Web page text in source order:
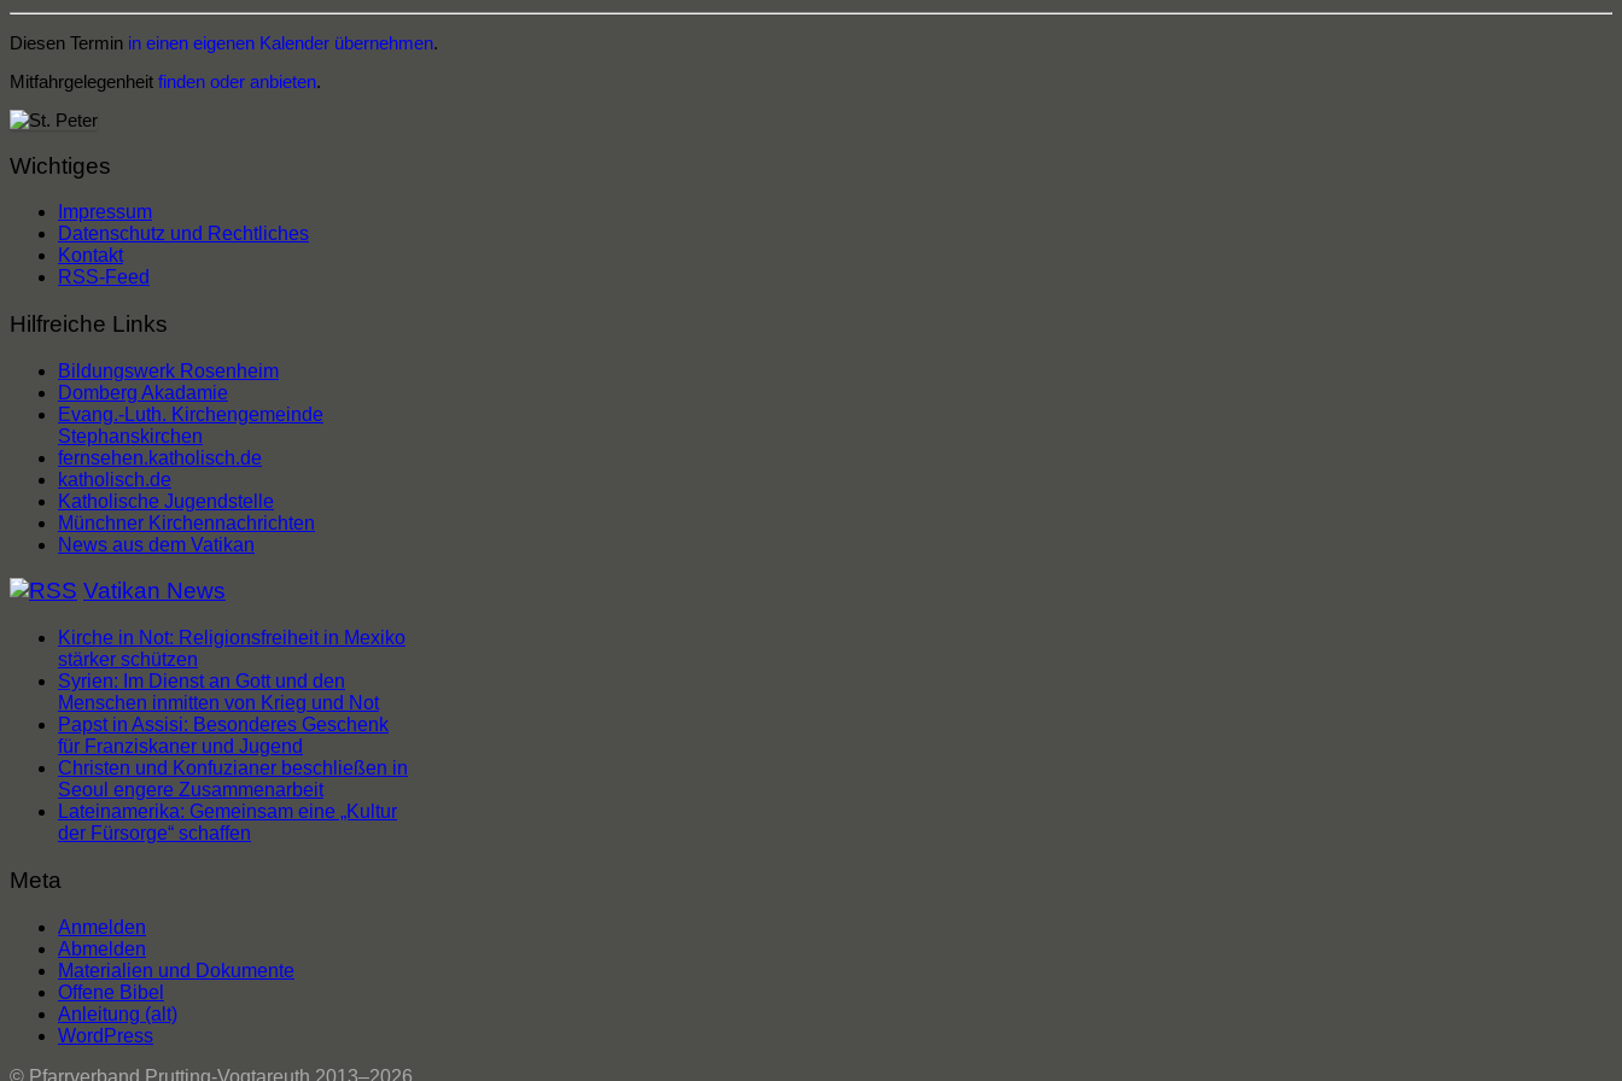
Diesen Termin in einen eigenen Kalender übernehmen.
Mitfahrgelegenheit finden oder anbieten.
Wichtiges
Impressum
Datenschutz und Rechtliches
Kontakt
RSS-Feed
Hilfreiche Links
Bildungswerk Rosenheim
Domberg Akadamie
Evang.-Luth. Kirchengemeinde
Stephanskirchen
fernsehen.katholisch.de
katholisch.de
Katholische Jugendstelle
Münchner Kirchennachrichten
News aus dem Vatikan
Vatikan News
Kirche in Not: Religionsfreiheit in Mexiko
stärker schützen
Syrien: Im Dienst an Gott und den
Menschen inmitten von Krieg und Not
Papst in Assisi: Besonderes Geschenk
für Franziskaner und Jugend
Christen und Konfuzianer beschließen in
Seoul engere Zusammenarbeit
Lateinamerika: Gemeinsam eine „Kultur
der Fürsorge“ schaffen
Meta
Anmelden
Abmelden
Materialien und Dokumente
Offene Bibel
Anleitung (alt)
WordPress
© Pfarrverband Prutting-Vogtareuth 2013–2026